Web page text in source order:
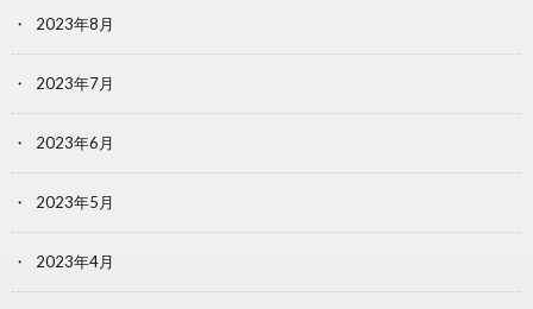
2023年8月
2023年7月
2023年6月
2023年5月
2023年4月